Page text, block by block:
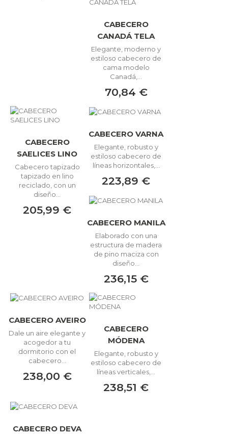
CABECERO
CANADÁ TELA
Elegante, moderno y
estiloso cabecero de
cama modelo
Canadá,...
70,84 €
CABECERO
SAELICES LINO
Cabecero tapizado
tapizado en lino
reciclado, con un
diseño...
205,99 €
CABECERO VARNA
Elegante, robusto y
estiloso cabecero de
líneas horizontales,...
223,89 €
CABECERO MANILA
Elaborado con una
estructura de madera
de pino maciza con
diseño...
236,15 €
CABECERO AVEIRO
Dale un aire elegante y
acogedor a tu
dormitorio con el
cabecero...
238,00 €
CABECERO
MÓDENA
Elegante, robusto y
estiloso cabecero de
líneas verticales,...
238,51 €
CABECERO DEVA